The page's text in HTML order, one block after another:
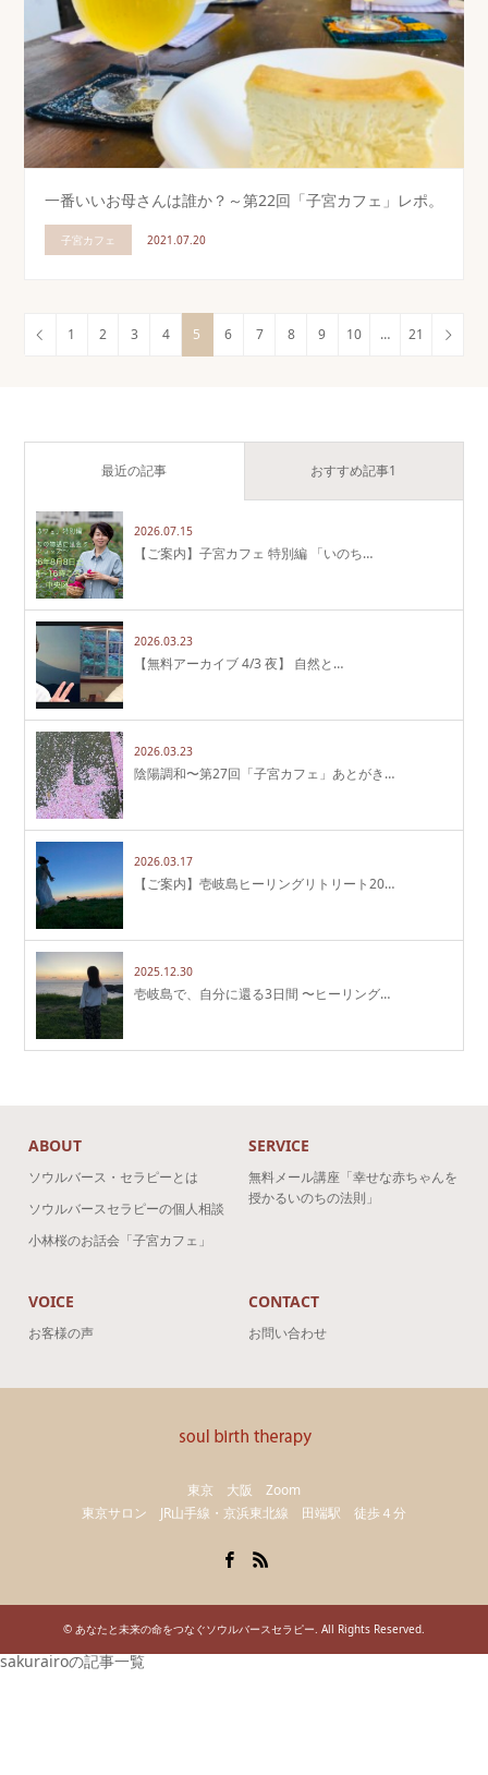
一番いいお母さんは誰か？～第22回「子宮カフェ」レポ。
子宮カフェ 2021.07.20
1 2 3 4 5 6 7 8 9 10 … 21
最近の記事 おすすめ記事1
2026.07.15
【ご案内】子宮カフェ 特別編 「いのち…
2026.03.23
【無料アーカイブ 4/3 夜】 自然と…
2026.03.23
陰陽調和〜第27回「子宮カフェ」あとがき…
2026.03.17
【ご案内】壱岐島ヒーリングリトリート20…
2025.12.30
壱岐島で、自分に還る3日間 〜ヒーリング…
ABOUT
ソウルバース・セラピーとは
ソウルバースセラピーの個人相談
小林桜のお話会「子宮カフェ」
SERVICE
無料メール講座「幸せな赤ちゃんを
授かるいのちの法則」
VOICE
お客様の声
CONTACT
お問い合わせ
東京 大阪 Zoom
東京サロン JR山手線・京浜東北線 田端駅 徒歩４分
© あなたと未来の命をつなぐソウルバースセラピー. All Rights Reserved.
sakurairoの記事一覧